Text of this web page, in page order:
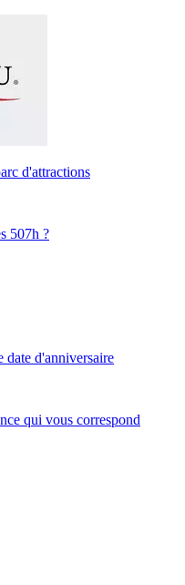
d'attractions
507h ?
date d'anniversaire
qui vous correspond